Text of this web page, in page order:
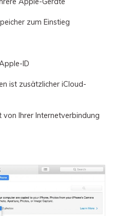
zum Einstieg
ID
ist zusätzlicher iCloud-
Ihrer Internetverbindung